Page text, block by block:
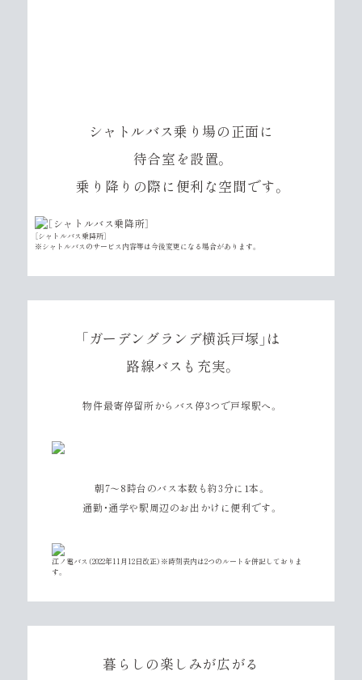
シャトルバス乗り場の正面に
待合室を設置。
乗り降りの際に便利な空間です。
［シャトルバス乗降所］
※シャトルバスのサービス内容等は今後変更になる場合があります。
「ガーデングランデ横浜戸塚」は
路線バスも充実。
物件最寄停留所から バス停3つで戸塚駅へ。
朝7〜8時台のバス本数も約3分に1本。
通勤・通学や駅周辺のお出かけに便利です。
江ノ電バス（2022年11月12日改正）※時刻表内は2つのルートを併記しておりま
す。
暮らしの楽しみが広がる